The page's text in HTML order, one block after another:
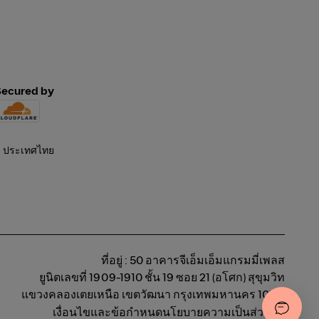
by
ที่อยู่ : 50 อาคารจีเอ็มเอ็มแกรมมี่เพลส
ยูนิตเลขที่ 1909-1910 ชั้น 19 ซอย 21 (อโศก) สุขุมวิท
แขวงคลองเตยเหนือ เขตวัฒนา กรุงเทพมหานคร 10110
เงื่อนไขและข้อกำหนดนโยบายความเป็นส่วนตัว